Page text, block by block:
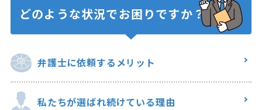
どのような状況でお困りですか？
弁護士に依頼するメリット
私たちが選ばれ続けている理由